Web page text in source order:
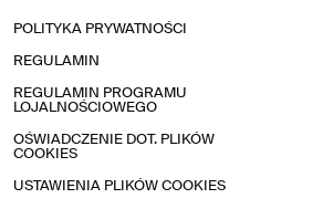
POLITYKA PRYWATNOŚCI
REGULAMIN
REGULAMIN PROGRAMU
LOJALNOŚCIOWEGO
OŚWIADCZENIE DOT. PLIKÓW
COOKIES
USTAWIENIA PLIKÓW COOKIES